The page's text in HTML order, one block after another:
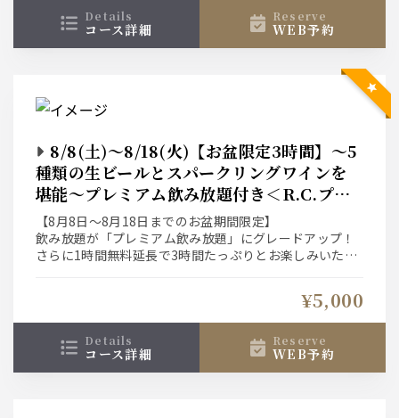
〆の爽やかなレモンクリームリガトーニまで、至福の美
食時間を。
details
コース詳細
reserve
WEB予約
8/8(土)〜8/18(火)【お盆限定3時間】〜5
種類の生ビールとスパークリングワインを
堪能〜プレミアム飲み放題付き＜R.C.プラ
ン＞ 7,600円→5,000円
【8月8日～8月18日までのお盆期間限定】
飲み放題が「プレミアム飲み放題」にグレードアップ！
さらに1時間無料延長で3時間たっぷりとお楽しみいただ
お料理はローストポークをメインに全5皿を愉しむプラン
です。
¥5,000
details
コース詳細
reserve
WEB予約